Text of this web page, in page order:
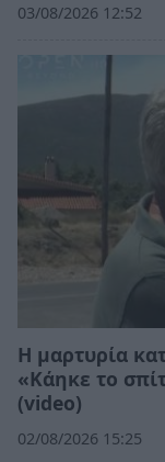
03/08/2026 12:52
Η μαρτυρία
«Κάηκε το
(video)
02/08/2026 15:25